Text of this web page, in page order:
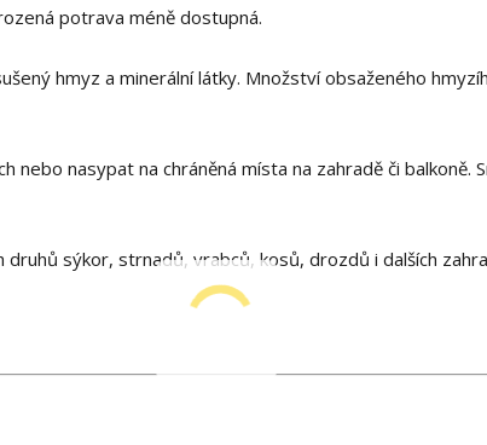
potrava méně dostupná.
hmyz a minerální látky. Množství obsaženého
nasypat na chráněná místa na zahradě či balkoně.
sýkor, strnadů, vrabců, kosů, drozdů i dalších